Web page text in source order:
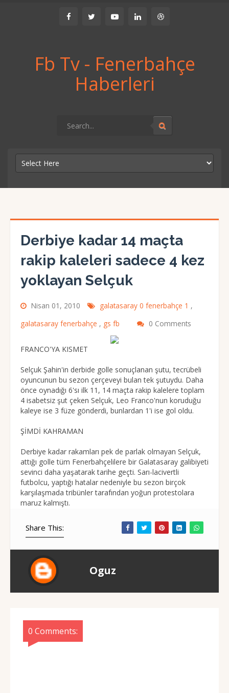
Fb Tv - Fenerbahçe
Haberleri
Derbiye kadar 14 maçta
rakip kaleleri sadece 4 kez
yoklayan Selçuk
Nisan 01, 2010 galatasaray 0 fenerbahçe 1 ,
galatasaray fenerbahçe , gs fb 0 Comments
FRANCO'YA KISMET
Selçuk Şahin'in derbide golle sonuçlanan şutu, tecrübeli
oyuncunun bu sezon çerçeveyi bulan tek şutuydu. Daha
önce oynadığı 6'sı ilk 11, 14 maçta rakip kalelere toplam
4 isabetsiz şut çeken Selçuk, Leo Franco'nun koruduğu
kaleye ise 3 füze gönderdi, bunlardan 1'i ise gol oldu.
ŞİMDİ KAHRAMAN
Derbiye kadar rakamları pek de parlak olmayan Selçuk,
attığı golle tüm Fenerbahçelilere bir Galatasaray galibiyeti
sevinci daha yaşatarak tarihe geçti. Sarı-lacivertli
futbolcu, yaptığı hatalar nedeniyle bu sezon birçok
karşılaşmada tribünler tarafından yoğun protestolara
maruz kalmıştı.
Share This:
Oguz
0 Comments: